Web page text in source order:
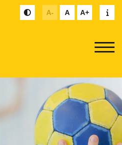
A- A A+